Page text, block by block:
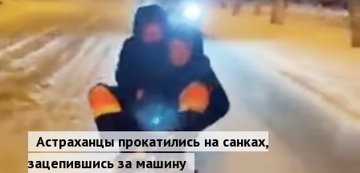
Астраханцы прокатились на санках,
зацепившись за машину